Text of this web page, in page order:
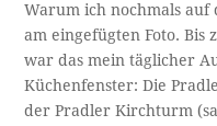
Warum ich nochmals auf
am eingefügten Foto. Bis
war das mein täglicher
Küchenfenster: Die
der Pradler Kirchturm